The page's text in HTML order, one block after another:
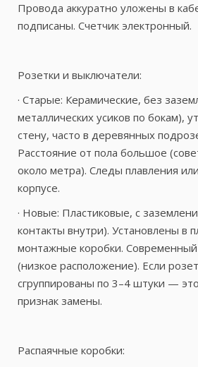
Провода аккуратно уложены в
подписаны. Счетчик электронный.
Розетки и выключатели:
· Старые: Керамические, без
металлических усиков по бокам),
стену, часто в деревянных
Расстояние от пола большое
около метра). Следы плавления
корпусе.
· Новые: Пластиковые, с
контакты внутри). Установлены в
монтажные коробки. Современный
(низкое расположение). Если
сгруппированы по 3–4 штуки —
признак замены.
Распаячные коробки: